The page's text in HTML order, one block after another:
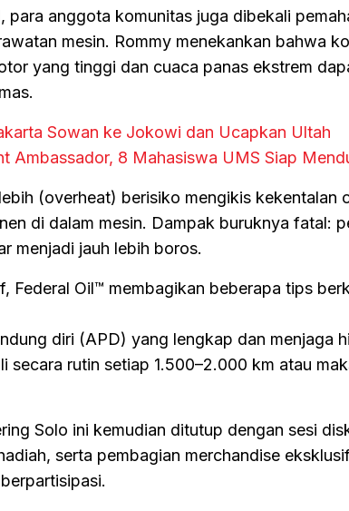
para anggota komunitas juga dibekali
mesin. Rommy menekankan bahwa
yang tinggi dan cuaca panas ekstrem
Sowan ke Jokowi dan Ucapkan Ultah
Ambassador, 8 Mahasiswa UMS Siap
(overheat) berisiko mengikis kekentalan
di dalam mesin. Dampak buruknya fatal:
menjadi jauh lebih boros.
Federal Oil™ membagikan beberapa tips
diri (APD) yang lengkap dan menjaga
secara rutin setiap 1.500–2.000 km atau
Solo ini kemudian ditutup dengan sesi
serta pembagian merchandise